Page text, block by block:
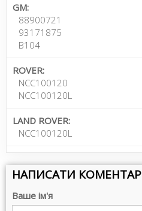
GM:
88900721
93171875
B104
ROVER:
NCC100120
NCC100120L
LAND ROVER:
NCC100120L
НАПИСАТИ КОМЕНТАР
Ваше ім'я